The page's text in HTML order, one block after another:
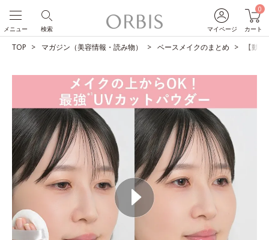
マイページ
0
カート
検索
メニュー
TOP マガジン（美容情報・読み物） ベースメイクのまとめ 【動